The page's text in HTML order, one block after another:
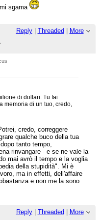
sgama
Reply| Threaded
More
di dollari. Tu fai
memoria di un tuo, credo,
credo, correggere
qualche buco della tua
tanto tempo,
rinvangare - e se ne vale la
mai avrò il tempo e la voglia
della stupidità". Mi è
ma in effetti, dell'affaire
e non me la sono
Reply| Threaded
More